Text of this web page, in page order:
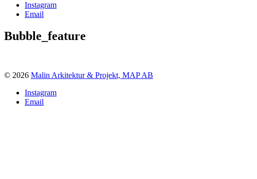
Instagram
Email
Bubble_feature
© 2026 Malin Arkitektur & Projekt, MAP AB
Instagram
Email